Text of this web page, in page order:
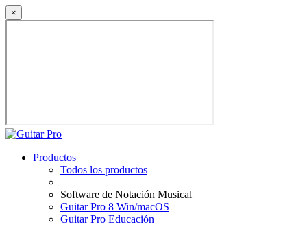
×
Productos
Todos los productos
Software de Notación Musical
Guitar Pro 8 Win/macOS
Guitar Pro Educación